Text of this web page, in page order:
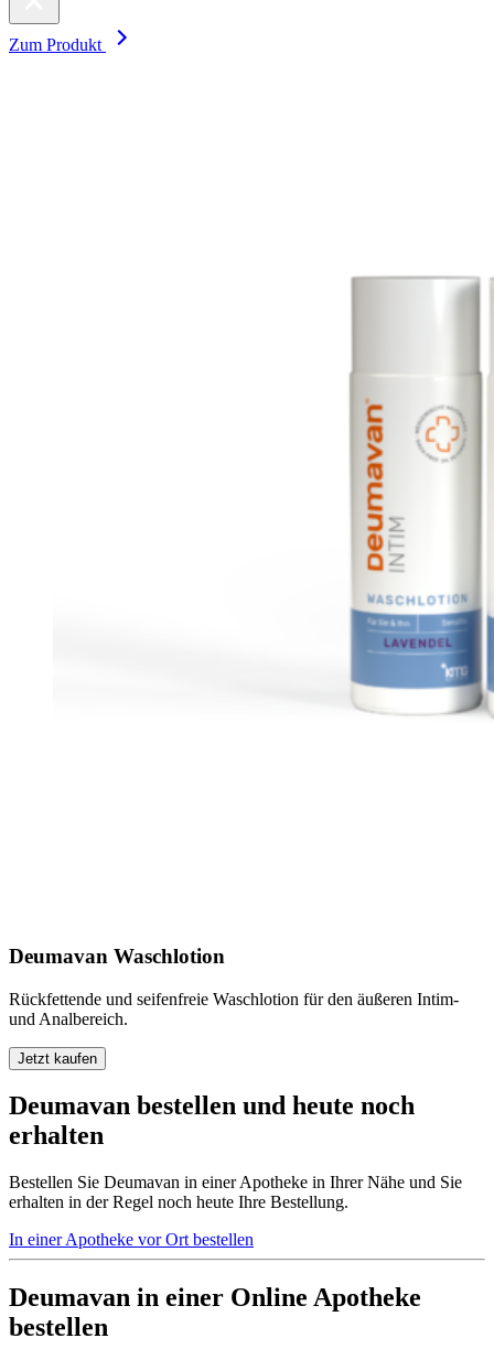
Zum Produkt
Deumavan Waschlotion
Rückfettende und seifenfreie Waschlotion für den äußeren Intim-
und Analbereich.
Jetzt kaufen
Deumavan bestellen und heute noch
erhalten
Bestellen Sie Deumavan in einer Apotheke in Ihrer Nähe und Sie
erhalten in der Regel noch heute Ihre Bestellung.
In einer Apotheke vor Ort bestellen
Deumavan in einer Online Apotheke
bestellen